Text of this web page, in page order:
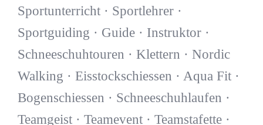
Sportunterricht · Sportlehrer ·
Sportguiding · Guide · Instruktor ·
Schneeschuhtouren · Klettern · Nordic
Walking · Eisstockschiessen · Aqua Fit ·
Bogenschiessen · Schneeschuhlaufen ·
Teamgeist · Teamevent · Teamstafette ·